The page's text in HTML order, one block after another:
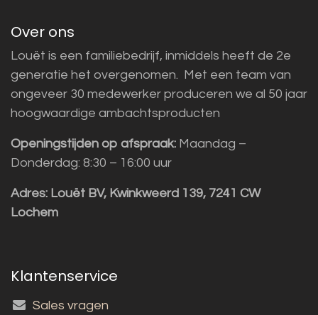
Over ons
Louët is een familiebedrijf, inmiddels heeft de 2e
generatie het overgenomen. Met een team van
ongeveer 30 medewerker produceren we al 50 jaar
hoogwaardige ambachtsproducten
Openingstijden op afspraak: Maandag –
Donderdag: 8:30 – 16:00 uur
Adres: Louët BV, Kwinkweerd 139, 7241 CW
Lochem
Klantenservice
Sales vragen